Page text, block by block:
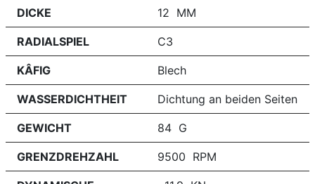
DICKE 12 MM
RADIALSPIEL C3
KÂFIG Blech
WASSERDICHTHEIT Dichtung an beiden Seiten
GEWICHT 84 G
GRENZDREHZAHL 9500 RPM